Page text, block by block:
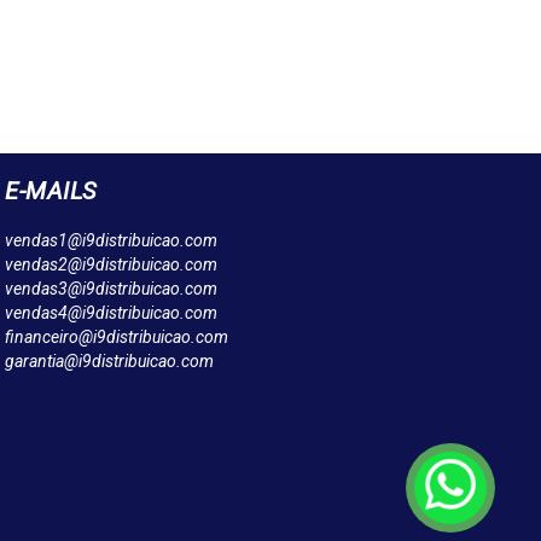
E-MAILS
vendas1@i9distribuicao.com
vendas2@i9distribuicao.com
vendas3@i9distribuicao.com
vendas4@i9distribuicao.com
financeiro@i9distribuicao.com
garantia@i9distribuicao.com